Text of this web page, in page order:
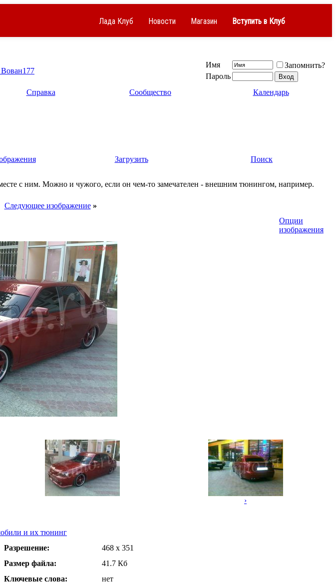
Лада Клуб Новости Магазин Вступить в Клуб
Имя
Запомнить?
Пароль
Справка Сообщество Календарь
Загрузить Поиск
с ним. Можно и чужого, если он чем-то замечателен - внешним тюнингом, например.
Следующее изображение »
Опции
изображения
›
и их тюнинг
Разрешение:
468 x 351
Размер файла:
41.7 Кб
Ключевые слова:
нет